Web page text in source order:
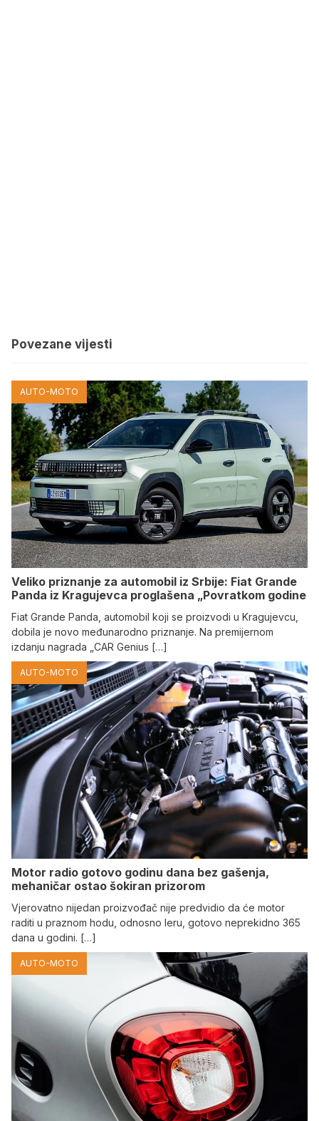
Povezane vijesti
AUTO-MOTO
Veliko priznanje za automobil iz Srbije: Fiat Grande
Panda iz Kragujevca proglašena „Povratkom godine
Fiat Grande Panda, automobil koji se proizvodi u Kragujevcu,
dobila je novo međunarodno priznanje. Na premijernom
izdanju nagrada „CAR Genius […]
AUTO-MOTO
Motor radio gotovo godinu dana bez gašenja,
mehaničar ostao šokiran prizorom
Vjerovatno nijedan proizvođač nije predvidio da će motor
raditi u praznom hodu, odnosno leru, gotovo neprekidno 365
dana u godini. […]
AUTO-MOTO